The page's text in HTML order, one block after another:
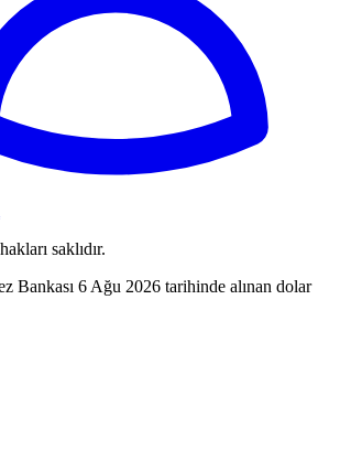
saklıdır.
Bankası 6 Ağu 2026 tarihinde alınan dolar